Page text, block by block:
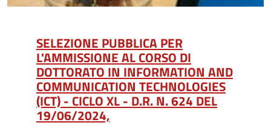
SELEZIONE PUBBLICA PER
L'AMMISSIONE AL CORSO DI
DOTTORATO IN INFORMATION AND
COMMUNICATION TECHNOLOGIES
(ICT) - CICLO XL - D.R. N. 624 DEL
19/06/2024,